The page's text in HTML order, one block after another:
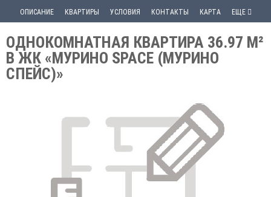
ОПИСАНИЕ КВАРТИРЫ УСЛОВИЯ КОНТАКТЫ КАРТА ЕЩЕ
ОДНОКОМНАТНАЯ КВАРТИРА 36.97 М²
В ЖК «МУРИНО SPACE (МУРИНО
СПЕЙС)»